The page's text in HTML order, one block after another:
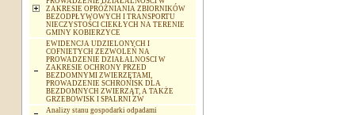
ZAKRESIE OPRÓŻNIANIA ZBIORNIKÓW
BEZODPŁYWOWYCH I TRANSPORTU
NIECZYSTOŚCI CIEKŁYCH NA TERENIE
GMINY KOBIERZYCE
EWIDENCJA UDZIELONYCH I
COFNIETYCH ZEZWOLEŃ NA
PROWADZENIE DZIAŁALNOSCI W
ZAKRESIE OCHRONY PRZED
BEZDOMNYMI ZWIERZĘTAMI,
PROWADZENIE SCHRONISK DLA
BEZDOMNYCH ZWIERZĄT, A TAKŻE
GRZEBOWISK I SPALRNI ZW
Analizy stanu gospodarki odpadami